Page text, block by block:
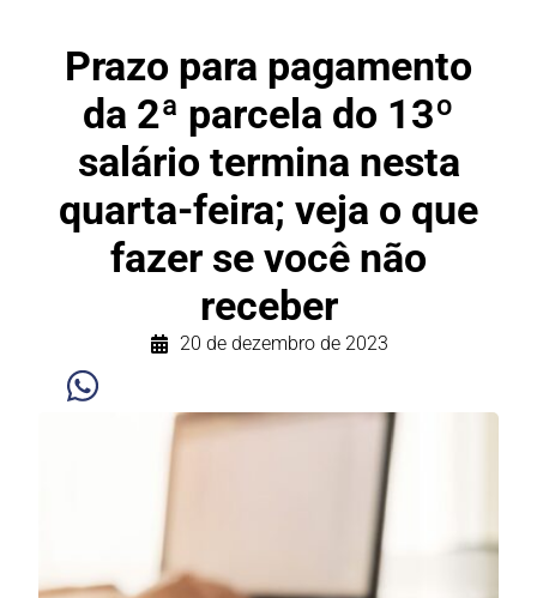
Prazo para pagamento
da 2ª parcela do 13º
salário termina nesta
quarta-feira; veja o que
fazer se você não
receber
20 de dezembro de 2023